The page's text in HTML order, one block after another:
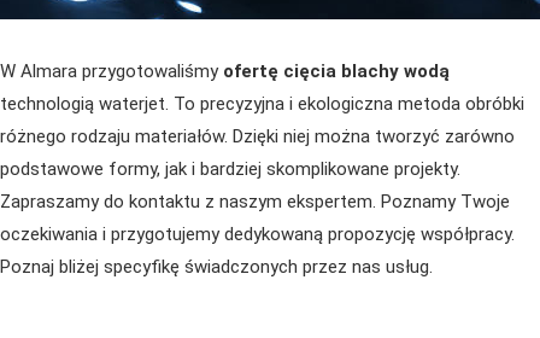
W Almara przygotowaliśmy ofertę cięcia blachy wodą
technologią waterjet. To precyzyjna i ekologiczna metoda obróbki
różnego rodzaju materiałów. Dzięki niej można tworzyć zarówno
podstawowe formy, jak i bardziej skomplikowane projekty.
Zapraszamy do kontaktu z naszym ekspertem. Poznamy Twoje
oczekiwania i przygotujemy dedykowaną propozycję współpracy.
Poznaj bliżej specyfikę świadczonych przez nas usług.